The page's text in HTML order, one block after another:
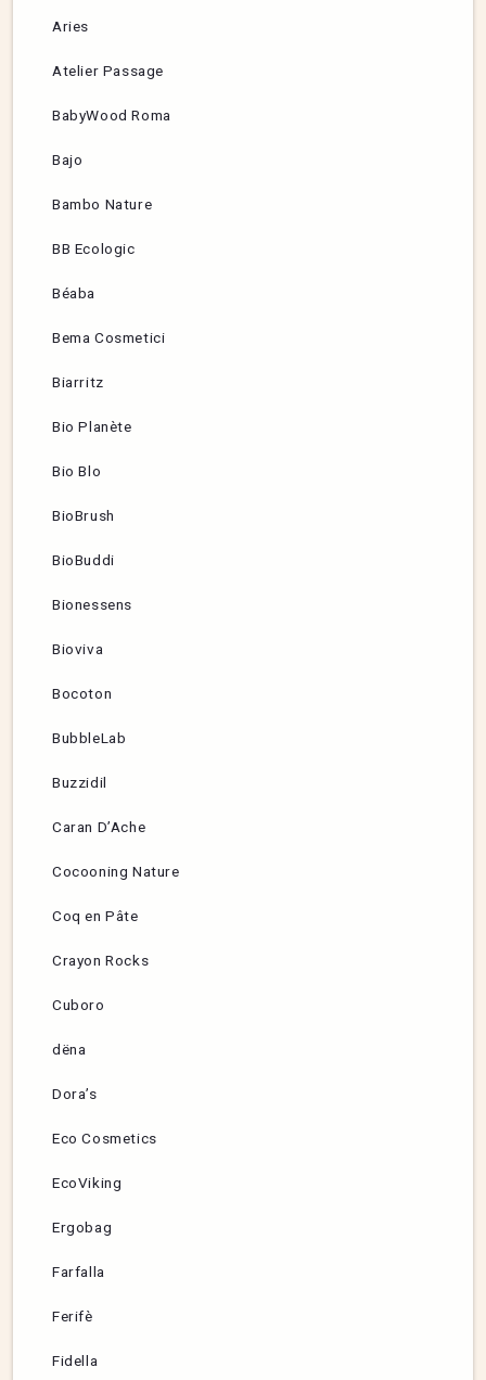
Aries
Atelier Passage
BabyWood Roma
Bajo
Bambo Nature
BB Ecologic
Béaba
Bema Cosmetici
Biarritz
Bio Planète
Bio Blo
BioBrush
BioBuddi
Bionessens
Bioviva
Bocoton
BubbleLab
Buzzidil
Caran D’Ache
Cocooning Nature
Coq en Pâte
Crayon Rocks
Cuboro
dëna
Dora’s
Eco Cosmetics
EcoViking
Ergobag
Farfalla
Ferifè
Fidella